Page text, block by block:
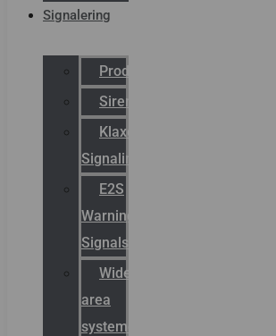
Signalering
Productcatalogus
Sirena
Klaxon
Signaling
E2S
Warning
Signals
Wide
area
systemen